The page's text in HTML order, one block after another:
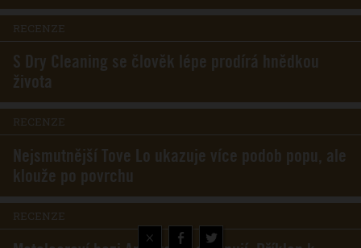
×
RECENZE
S Dry Cleaning se člověk lépe prodírá hnědkou
života
RECENZE
Nejsmutnější Tove Lo ukazuje více podob popu, ale
klouže po povrchu
RECENZE